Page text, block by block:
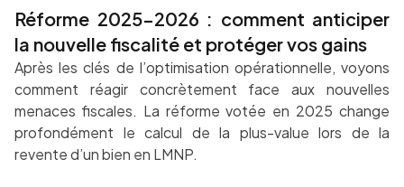
Réforme 2025-2026 : comment anticiper
la nouvelle fiscalité et protéger vos gains
Après les clés de l’optimisation opérationnelle, voyons
comment réagir concrètement face aux nouvelles
menaces fiscales. La réforme votée en 2025 change
profondément le calcul de la plus-value lors de la
revente d’un bien en LMNP.